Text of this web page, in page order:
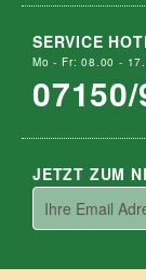
SERVICE
Mo - Fr: 08.00 -
JETZT ZUM